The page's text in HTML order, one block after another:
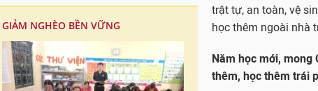
GIẢM NGHÈO BỀN VỮNG
trật tự, an toàn, vệ
học thêm ngoài nhà
Năm học mới, mong
thêm, học thêm trái